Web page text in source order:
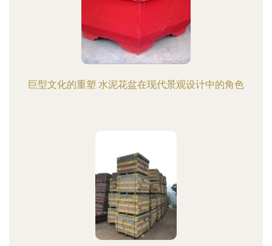
巨型文化的重塑 水泥花盆在现代景观设计中的角色